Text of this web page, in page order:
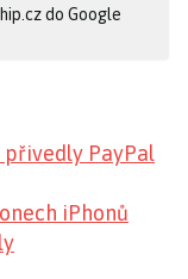
do Google
PayPal
iPhonů